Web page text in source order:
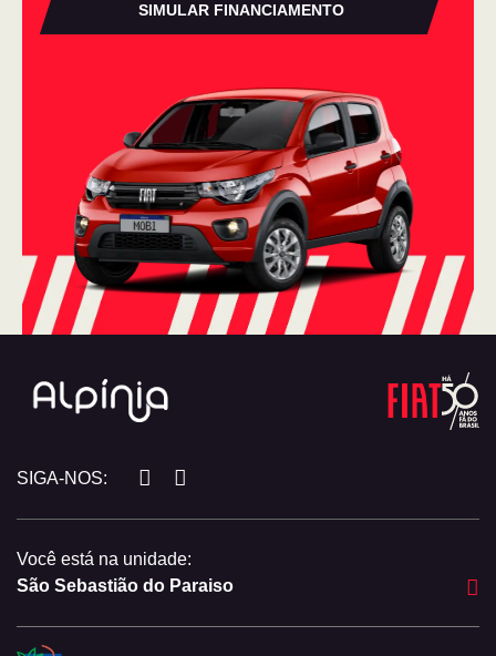
SIMULAR FINANCIAMENTO
SIGA-NOS:
Você está na unidade:
São Sebastião do Paraiso